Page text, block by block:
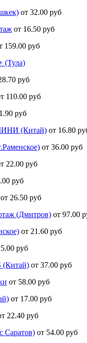
от 32.00 руб
от 16.50 руб
159.00 руб
(Тула)
руб
110.00 руб
руб
(Китай) от 16.80
от 36.00 руб
22.00 руб
руб
от 26.50 руб
(Дмитров) от 97.00
от 21.60 руб
руб
от 37.00 руб
от 58.00 руб
от 17.00 руб
22.40 руб
Саратов) от 54.00 руб